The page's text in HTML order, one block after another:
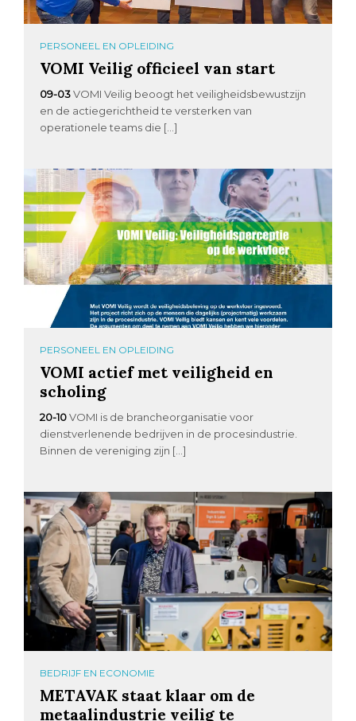
PERSONEEL EN OPLEIDING
VOMI Veilig officieel van start
09-03 VOMI Veilig beoogt het veiligheidsbewustzijn
en de actiegerichtheid te versterken van
operationele teams die […]
PERSONEEL EN OPLEIDING
VOMI actief met veiligheid en
scholing
20-10 VOMI is de brancheorganisatie voor
dienstverlenende bedrijven in de procesindustrie.
Binnen de vereniging zijn […]
BEDRIJF EN ECONOMIE
METAVAK staat klaar om de
metaalindustrie veilig te